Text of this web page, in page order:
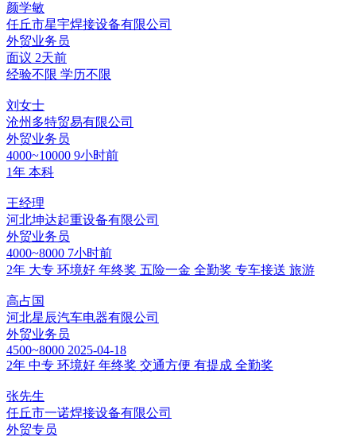
颜学敏
任丘市星宇焊接设备有限公司
外贸业务员
面议 2天前
经验不限 学历不限
刘女士
沧州多特贸易有限公司
外贸业务员
4000~10000 9小时前
1年 本科
王经理
河北坤达起重设备有限公司
外贸业务员
4000~8000 7小时前
2年 大专 环境好 年终奖 五险一金 全勤奖 专车接送 旅游
高占国
河北星辰汽车电器有限公司
外贸业务员
4500~8000 2025-04-18
2年 中专 环境好 年终奖 交通方便 有提成 全勤奖
张先生
任丘市一诺焊接设备有限公司
外贸专员